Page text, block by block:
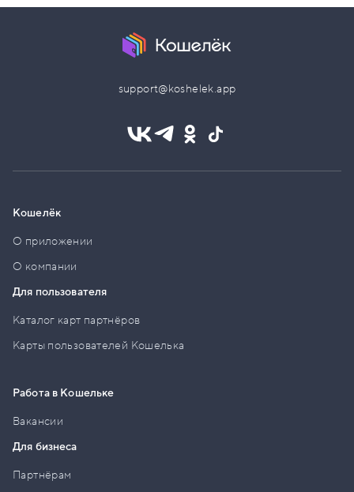
support@koshelek.app
Кошелёк
О приложении
О компании
Для пользователя
Каталог карт партнёров
Карты пользователей Кошелька
Работа в Кошельке
Вакансии
Для бизнеса
Партнёрам